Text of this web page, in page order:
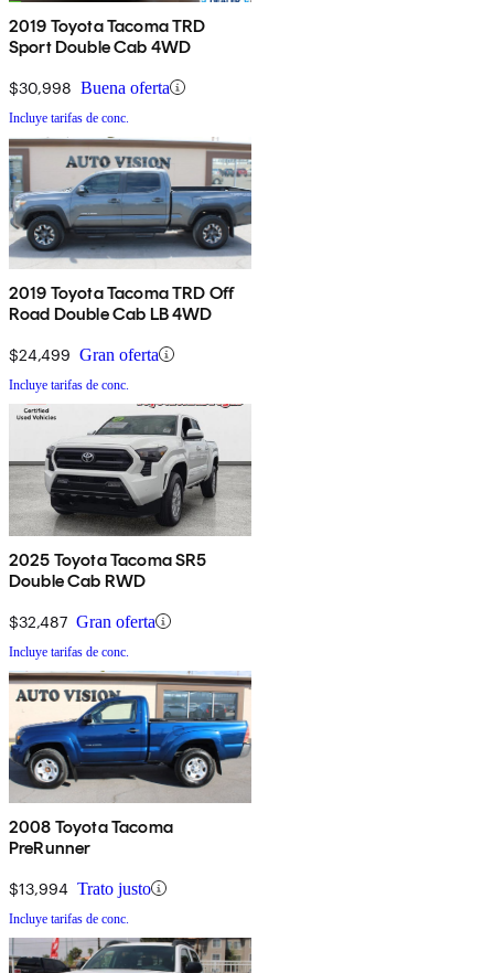
2019 Toyota Tacoma TRD
Sport Double Cab 4WD
$30,998 Buena oferta
Incluye tarifas de conc.
2019 Toyota Tacoma TRD Off
Road Double Cab LB 4WD
$24,499 Gran oferta
Incluye tarifas de conc.
2025 Toyota Tacoma SR5
Double Cab RWD
$32,487 Gran oferta
Incluye tarifas de conc.
2008 Toyota Tacoma
PreRunner
$13,994 Trato justo
Incluye tarifas de conc.